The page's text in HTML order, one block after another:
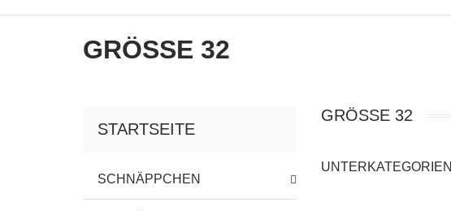
GRÖSSE 32
STARTSEITE
SCHNÄPPCHEN
GRÖSSE 32
UNTERKATEGORIEN